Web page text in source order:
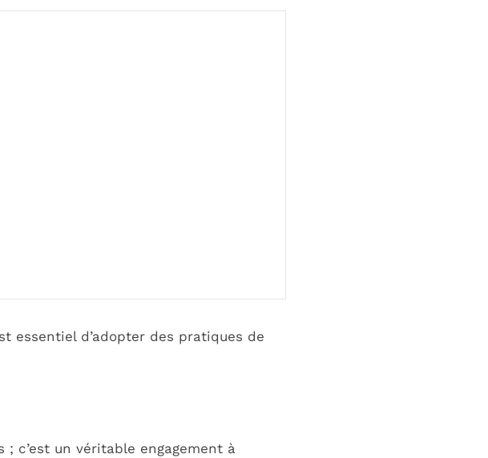
essentiel d’adopter des pratiques de
c’est un véritable engagement à